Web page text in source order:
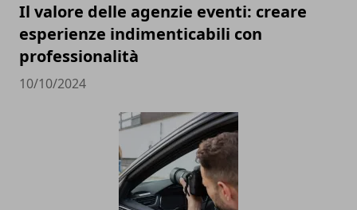
Il valore delle agenzie eventi: creare
esperienze indimenticabili con
professionalità
10/10/2024